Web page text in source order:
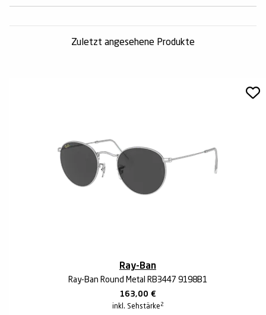
Zuletzt angesehene Produkte
Ray-Ban
Ray-Ban Round Metal RB3447 9198B1
163,00 €
inkl. Sehstärke 2